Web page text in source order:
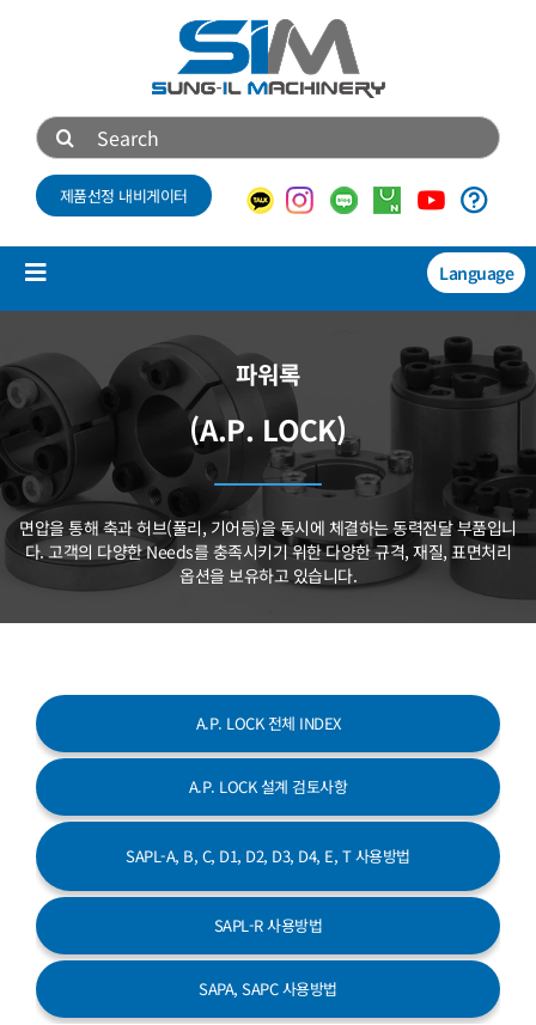
기
검
색:
제품선정 내비게이터
Toggle
NEW
기술자료
회사소개
고객센터
Language
파워록
(A.P. LOCK)
면압을 통해 축과 허브(풀리, 기어등)을 동시에 체결하는 동력전달부품입니
다. 고객의 다양한 Needs를 충족시키기 위한 다양한 규격, 재질, 표면처리
옵션을 보유하고 있습니다.
A.P. LOCK 전체 INDEX
A.P. LOCK 설계 검토사항
SAPL-A, B, C, D1, D2, D3, D4, E, T 사용방법
SAPL-R 사용방법
SAPA, SAPC 사용방법